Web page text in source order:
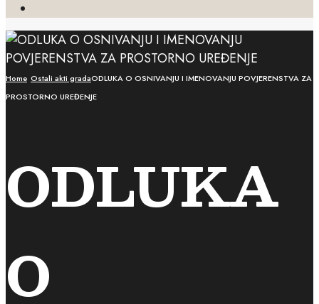
Search
Window
Home Ostali akti gradaODLUKA O OSNIVANJU I IMENOVANJU POVJERENSTVA ZA
PROSTORNO UREĐENJE
ODLUKA
O